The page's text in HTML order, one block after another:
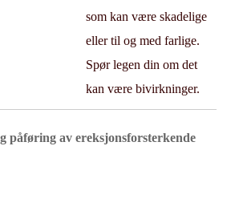
som kan være skadelige
eller til og med farlige.
Spør legen din om det
kan være bivirkninger.
påføring av ereksjonsforsterkende